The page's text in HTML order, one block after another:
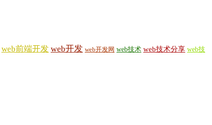
web前端开发 web开发 web开发网 web技术 web技术分享 web技